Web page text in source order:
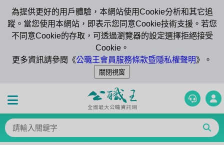
為提供更好的用戶體驗，本網站使用Cookie分析和其它追
蹤。當您使用本網站，即表示您同意Cookie技術支援。若您
不同意Cookie的存取，可透過瀏覽器的設定選擇拒絕接受
Cookie。
更多資訊請參閱《公職王會員服務條款暨隱私權聲明》。